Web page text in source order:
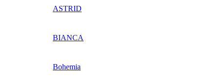
ASTRID
BIANCA
Bohemia